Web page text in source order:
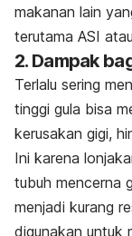
makanan lain
terutama ASI
2. Dampak
Terlalu sering
tinggi gula bisa
kerusakan gigi,
Ini karena
tubuh mencerna
menjadi kurang
digunakan untuk